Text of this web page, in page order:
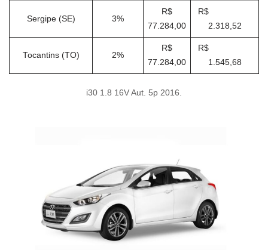
Sergipe (SE) 3%
R$
77.284,00
R$
2.318,52
Tocantins (TO) 2%
R$
77.284,00
R$
1.545,68
i30 1.8 16V Aut. 5p 2016.